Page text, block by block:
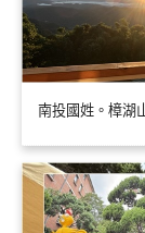
南投國姓。樟湖